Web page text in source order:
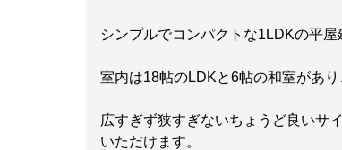
シンプルでコンパクトな1LDKの平
室内は18帖のLDKと6帖の和室があ
広すぎず狭すぎないちょうど良いサ
いただけます。